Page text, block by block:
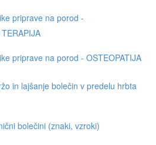
priprave na porod -
priprave na porod - OSTEOPATIJA
in lajšanje bolečin v predelu hrbta
bolečini (znaki, vzroki)